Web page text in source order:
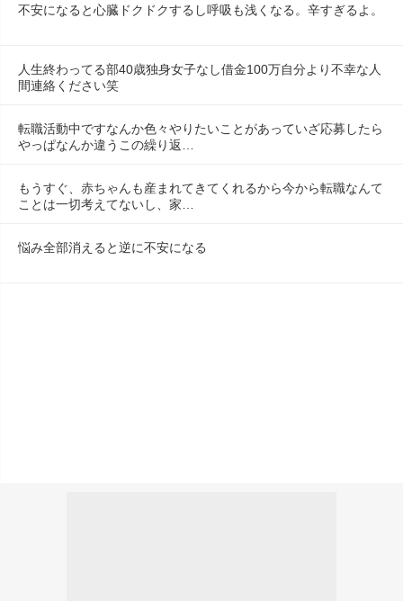
不安になると心臓ドクドクするし呼吸も浅くなる。辛すぎるよ。
人生終わってる部40歳独身女子なし借金100万自分より不幸な人
間連絡ください笑
転職活動中ですなんか色々やりたいことがあっていざ応募したら
やっぱなんか違うこの繰り返…
もうすぐ、赤ちゃんも産まれてきてくれるから今から転職なんて
ことは一切考えてないし、家…
悩み全部消えると逆に不安になる